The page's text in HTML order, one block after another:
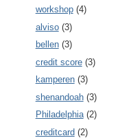
workshop (4)
alviso (3)
bellen (3)
credit score (3)
kamperen (3)
shenandoah (3)
Philadelphia (2)
creditcard (2)